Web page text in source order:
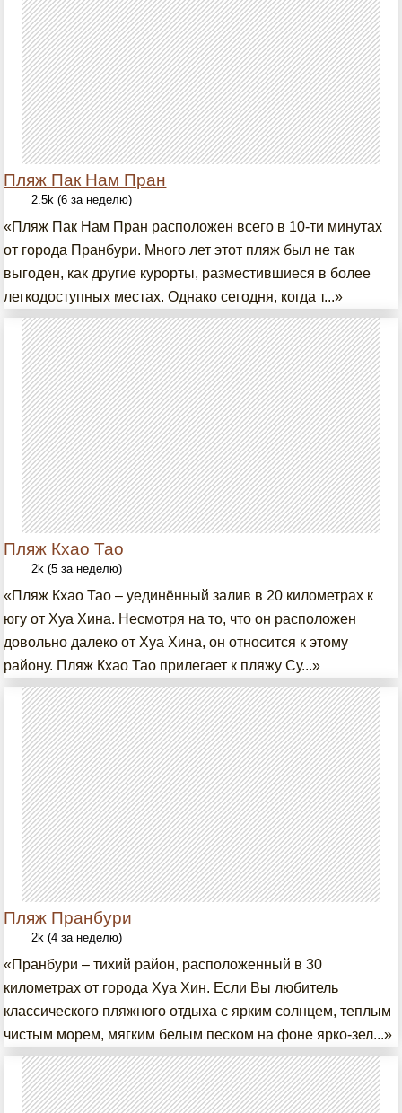
Пляж Пак Нам Пран
2.5k (6 за неделю)
«Пляж Пак Нам Пран расположен всего в 10-ти минутах
от города Пранбури. Много лет этот пляж был не так
выгоден, как другие курорты, разместившиеся в более
легкодоступных местах. Однако сегодня, когда т...»
Пляж Кхао Тао
2k (5 за неделю)
«Пляж Кхао Тао – уединённый залив в 20 километрах к
югу от Хуа Хина. Несмотря на то, что он расположен
довольно далеко от Хуа Хина, он относится к этому
району. Пляж Кхао Тао прилегает к пляжу Су...»
Пляж Пранбури
2k (4 за неделю)
«Пранбури – тихий район, расположенный в 30
километрах от города Хуа Хин. Если Вы любитель
классического пляжного отдыха с ярким солнцем, теплым
чистым морем, мягким белым песком на фоне ярко-зел...»